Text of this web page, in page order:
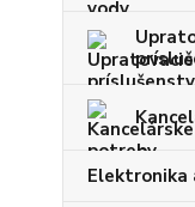
Elektronika